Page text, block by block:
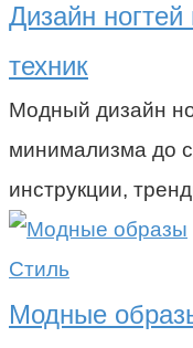
Дизайн
техник
Модный дизайн
минимализма до
инструкции,
Стиль
Модные